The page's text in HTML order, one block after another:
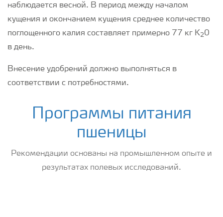
наблюдается весной. В период между началом
кущения и окончанием кущения среднее количество
поглощенного калия составляет примерно 77 кг K20
в день.
Внесение удобрений должно выполняться в
соответствии с потребностями.
Программы питания
пшеницы
Рекомендации основаны на промышленном опыте и
результатах полевых исследований.